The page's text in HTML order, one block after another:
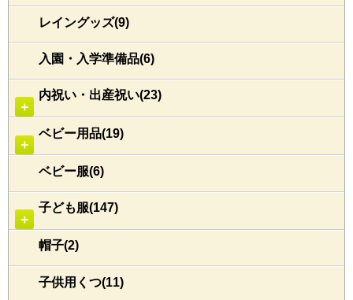
レイングッズ(9)
入園・入学準備品(6)
＋
内祝い・出産祝い(23)
＋
ベビー用品(19)
ベビー服(6)
＋
子ども服(147)
帽子(2)
子供用くつ(11)